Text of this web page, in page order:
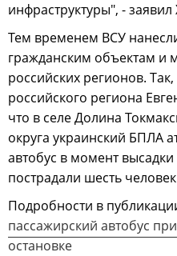
инфраструктуры", -
Тем временем ВСУ
гражданским объектам и
российских регионов. Так,
российского региона
что в селе Долина
округа украинский БПЛА
автобус в момент
пострадали шесть
Подробности в
пассажирский автобус
остановке